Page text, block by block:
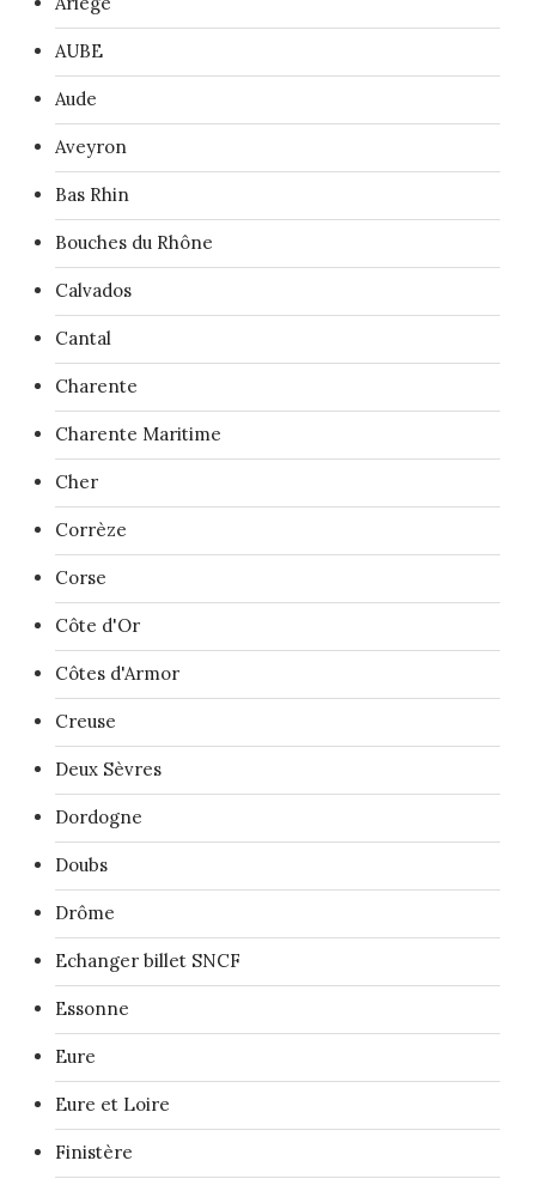
AUBE
Aude
Aveyron
Bas Rhin
Bouches du Rhône
Calvados
Cantal
Charente
Charente Maritime
Cher
Corrèze
Corse
Côte d'Or
Côtes d'Armor
Creuse
Deux Sèvres
Dordogne
Doubs
Drôme
Echanger billet SNCF
Essonne
Eure
Eure et Loire
Finistère